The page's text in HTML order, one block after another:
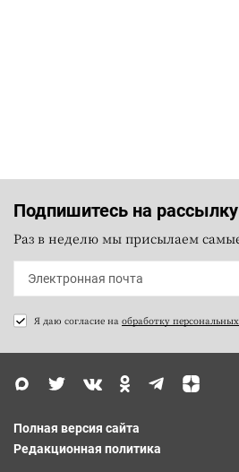
Подпишитесь на рассылку
Раз в неделю мы присылаем
Я даю согласие на обработку
Полная версия сайта
Редакционная политика